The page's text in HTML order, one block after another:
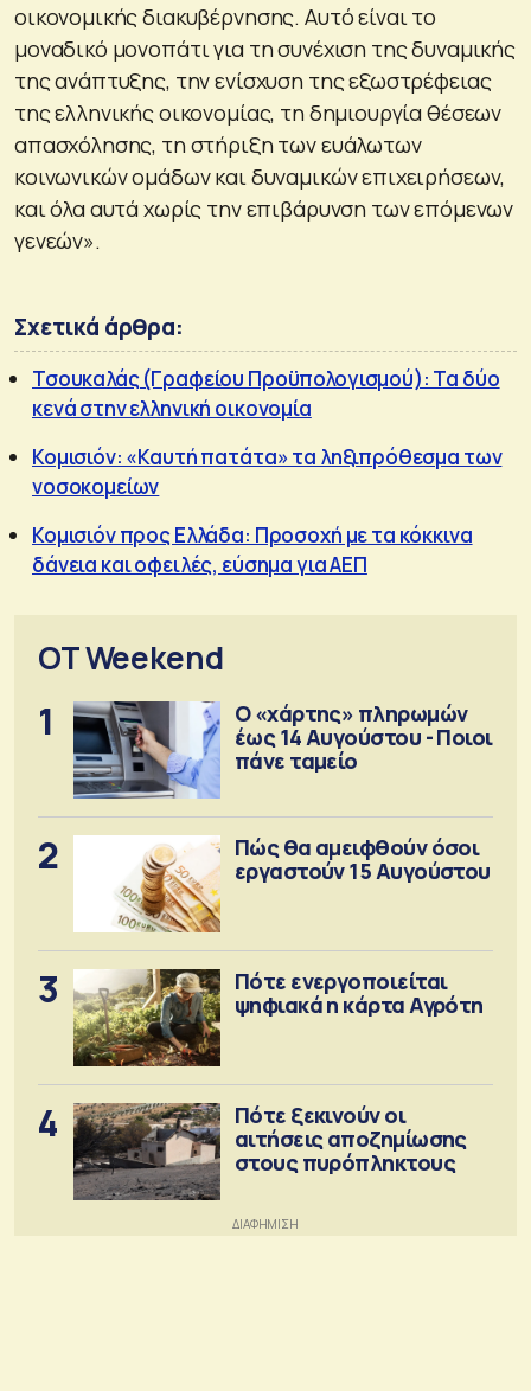
οικονομικής διακυβέρνησης. Αυτό είναι το
μοναδικό μονοπάτι για τη συνέχιση της δυναμικής
της ανάπτυξης, την ενίσχυση της εξωστρέφειας
της ελληνικής οικονομίας, τη δημιουργία θέσεων
απασχόλησης, τη στήριξη των ευάλωτων
κοινωνικών ομάδων και δυναμικών επιχειρήσεων,
και όλα αυτά χωρίς την επιβάρυνση των επόμενων
γενεών».
Σχετικά άρθρα:
Τσουκαλάς (Γραφείου Προϋπολογισμού): Τα δύο
κενά στην ελληνική οικονομία
Κομισιόν: «Καυτή πατάτα» τα ληξιπρόθεσμα των
νοσοκομείων
Κομισιόν προς Ελλάδα: Προσοχή με τα κόκκινα
δάνεια και οφειλές, εύσημα για ΑΕΠ
OT Weekend
1
Ο «χάρτης» πληρωμών
έως 14 Αυγούστου - Ποιοι
πάνε ταμείο
2
Πώς θα αμειφθούν όσοι
εργαστούν 15 Αυγούστου
3
Πότε ενεργοποιείται
ψηφιακά η κάρτα Αγρότη
4
Πότε ξεκινούν οι
αιτήσεις αποζημίωσης
στους πυρόπληκτους